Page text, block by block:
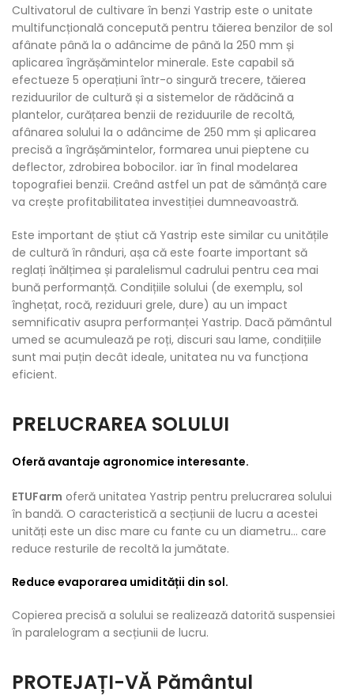
Cultivatorul de cultivare în benzi Yastrip este o unitate
multifuncțională concepută pentru tăierea benzilor de sol
afânate până la o adâncime de până la 250 mm și
aplicarea îngrășămintelor minerale. Este capabil să
efectueze 5 operațiuni într-o singură trecere, tăierea
reziduurilor de cultură și a sistemelor de rădăcină a
plantelor, curățarea benzii de reziduurile de recoltă,
afânarea solului la o adâncime de 250 mm și aplicarea
precisă a îngrășămintelor, formarea unui pieptene cu
deflector, zdrobirea bobocilor. iar în final modelarea
topografiei benzii. Creând astfel un pat de sămânță care
va crește profitabilitatea investiției dumneavoastră.
Este important de știut că Yastrip este similar cu unitățile
de cultură în rânduri, așa că este foarte important să
reglați înălțimea și paralelismul cadrului pentru cea mai
bună performanță. Condițiile solului (de exemplu, sol
înghețat, rocă, reziduuri grele, dure) au un impact
semnificativ asupra performanței Yastrip. Dacă pământul
umed se acumulează pe roți, discuri sau lame, condițiile
sunt mai puțin decât ideale, unitatea nu va funcționa
eficient.
PRELUCRAREA SOLULUI
Oferă avantaje agronomice interesante.
ETUFarm oferă unitatea Yastrip pentru prelucrarea solului
în bandă. O caracteristică a secțiunii de lucru a acestei
unități este un disc mare cu fante cu un diametru… care
reduce resturile de recoltă la jumătate.
Reduce evaporarea umidității din sol.
Copierea precisă a solului se realizează datorită suspensiei
în paralelogram a secțiunii de lucru.
PROTEJAȚI-VĂ Pământul